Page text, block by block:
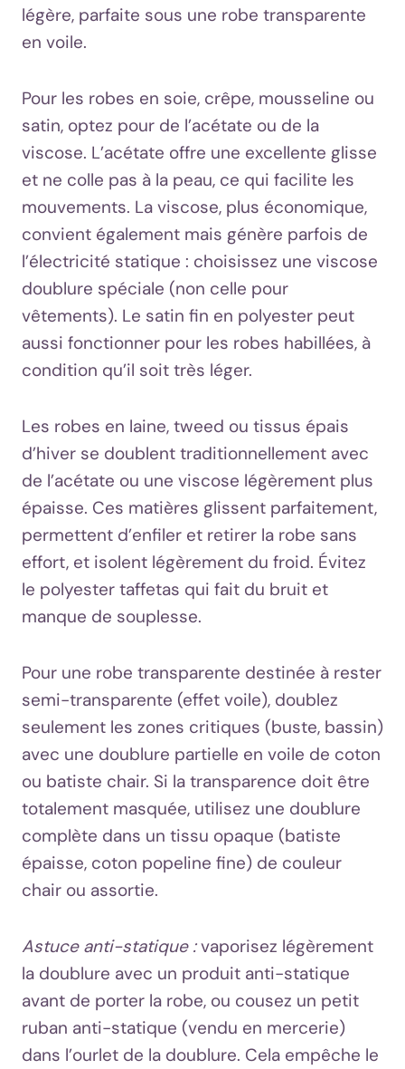
légère, parfaite sous une robe transparente
en voile.
Pour les robes en soie, crêpe, mousseline ou
satin, optez pour de l’acétate ou de la
viscose. L’acétate offre une excellente glisse
et ne colle pas à la peau, ce qui facilite les
mouvements. La viscose, plus économique,
convient également mais génère parfois de
l’électricité statique : choisissez une viscose
doublure spéciale (non celle pour
vêtements). Le satin fin en polyester peut
aussi fonctionner pour les robes habillées, à
condition qu’il soit très léger.
Les robes en laine, tweed ou tissus épais
d’hiver se doublent traditionnellement avec
de l’acétate ou une viscose légèrement plus
épaisse. Ces matières glissent parfaitement,
permettent d’enfiler et retirer la robe sans
effort, et isolent légèrement du froid. Évitez
le polyester taffetas qui fait du bruit et
manque de souplesse.
Pour une robe transparente destinée à rester
semi-transparente (effet voile), doublez
seulement les zones critiques (buste, bassin)
avec une doublure partielle en voile de coton
ou batiste chair. Si la transparence doit être
totalement masquée, utilisez une doublure
complète dans un tissu opaque (batiste
épaisse, coton popeline fine) de couleur
chair ou assortie.
Astuce anti-statique :vaporisez légèrement
la doublure avec un produit anti-statique
avant de porter la robe, ou cousez un petit
ruban anti-statique (vendu en mercerie)
dans l’ourlet de la doublure. Cela empêche le